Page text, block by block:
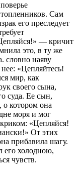
Сам
его преследует
— кричит
это, в ту же
словно наяву
«Цепляйтесь!
мир, как
своего сына,
суда. Ее сын,
о котором она
моря и мог
криком: «Цепляйся!
От этих
прибавила шагу.
его холодною,
чувств.